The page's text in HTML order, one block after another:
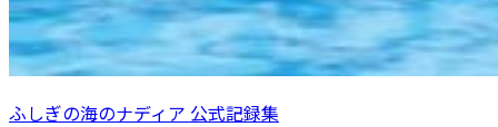
ふしぎの海のナディア 公式記録集